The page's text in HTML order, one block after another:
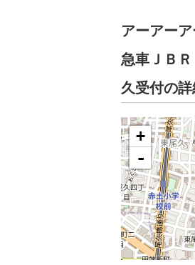
アーアー
急車ＪＢ
久受付の
+
-